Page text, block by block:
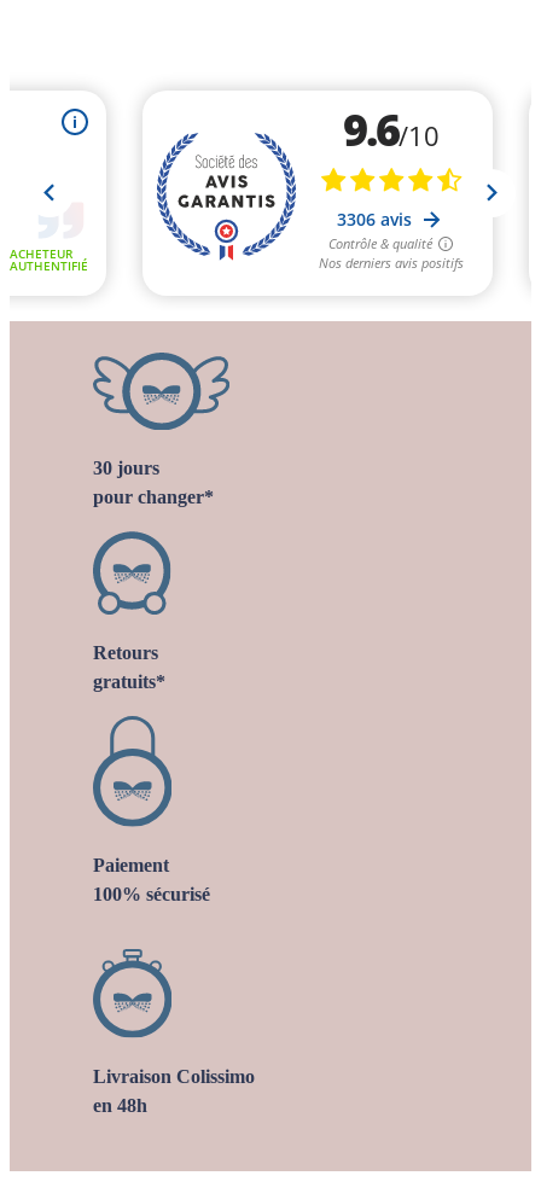
30 jours
pour changer*
Retours
gratuits*
Paiement
100% sécurisé
Livraison Colissimo
en 48h